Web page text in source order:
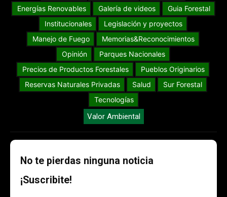
Energías Renovables
Galería de videos
Guia Forestal
Institucionales
Legislación y proyectos
Manejo de Fuego
Memorias&Reconocimientos
Opinión
Parques Nacionales
Precios de Productos Forestales
Pueblos Originarios
Reservas Naturales Privadas
Salud
Sur Forestal
Tecnologías
Valor Ambiental
No te pierdas ninguna noticia
¡Suscribite!